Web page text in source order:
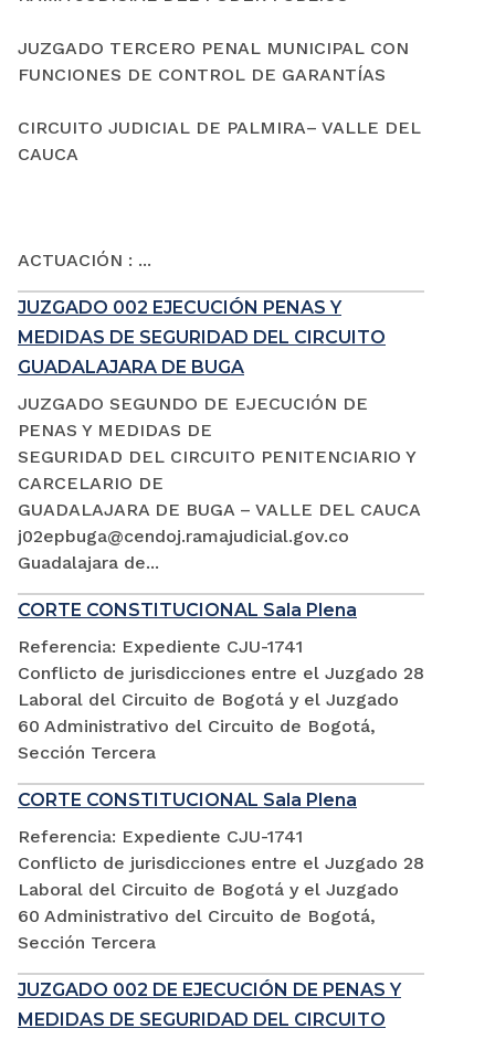
JUZGADO TERCERO PENAL MUNICIPAL CON
FUNCIONES DE CONTROL DE GARANTÍAS
CIRCUITO JUDICIAL DE PALMIRA– VALLE DEL
CAUCA
ACTUACIÓN : ...
JUZGADO 002 EJECUCIÓN PENAS Y
MEDIDAS DE SEGURIDAD DEL CIRCUITO
GUADALAJARA DE BUGA
JUZGADO SEGUNDO DE EJECUCIÓN DE
PENAS Y MEDIDAS DE
SEGURIDAD DEL CIRCUITO PENITENCIARIO Y
CARCELARIO DE
GUADALAJARA DE BUGA – VALLE DEL CAUCA
j02epbuga@cendoj.ramajudicial.gov.co
Guadalajara de...
CORTE CONSTITUCIONAL Sala Plena
Referencia: Expediente CJU-1741
Conflicto de jurisdicciones entre el Juzgado 28
Laboral del Circuito de Bogotá y el Juzgado
60 Administrativo del Circuito de Bogotá,
Sección Tercera
CORTE CONSTITUCIONAL Sala Plena
Referencia: Expediente CJU-1741
Conflicto de jurisdicciones entre el Juzgado 28
Laboral del Circuito de Bogotá y el Juzgado
60 Administrativo del Circuito de Bogotá,
Sección Tercera
JUZGADO 002 DE EJECUCIÓN DE PENAS Y
MEDIDAS DE SEGURIDAD DEL CIRCUITO